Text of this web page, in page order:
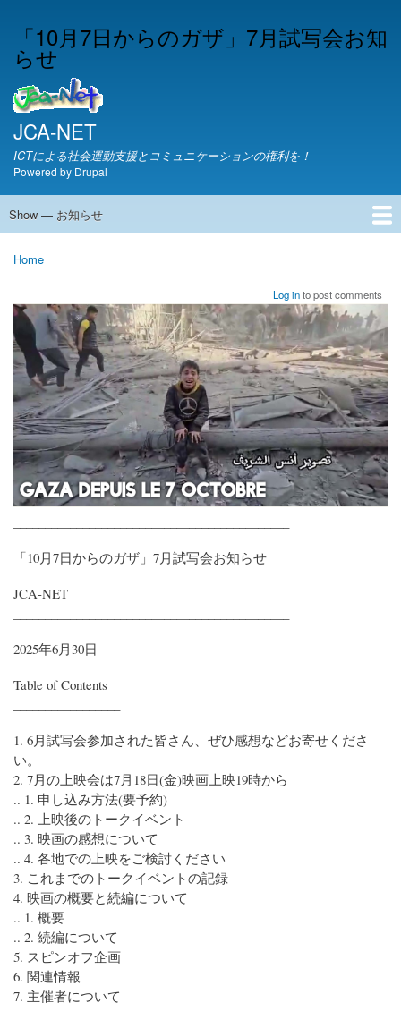
to
main
「10月7日からのガザ」7月試写会お知
らせ
JCA-NET
ICTによる社会運動支援とコミュニケーションの権利を！
Powered by Drupal
お
ら
Show — お知らせ
JCA-NETからのお知らせ
Breadcrumb
Home
Log into post comments
「10月7日からのガザ」7月試写会お知らせ
JCA-NET
2025年6月30日
Table of Contents
1. 6月試写会参加された皆さん、ぜひ感想などお寄せくださ
い。
2. 7月の上映会は7月18日(金)映画上映19時から
.. 1. 申し込み方法(要予約)
.. 2. 上映後のトークイベント
.. 3. 映画の感想について
.. 4. 各地での上映をご検討ください
3. これまでのトークイベントの記録
4. 映画の概要と続編について
.. 1. 概要
.. 2. 続編について
5. スピンオフ企画
6. 関連情報
7. 主催者について